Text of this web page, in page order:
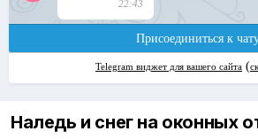
Наледь и снег на оконных